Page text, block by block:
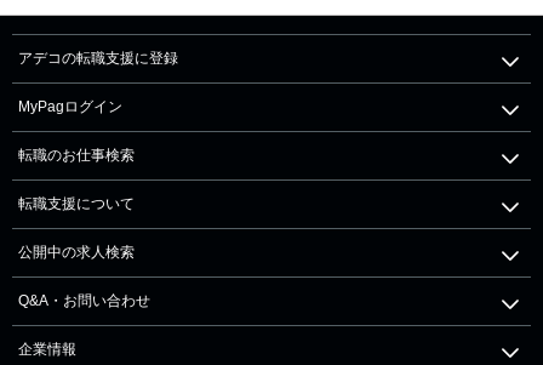
アデコの転職支援に登録
MyPagログイン
転職のお仕事検索
転職支援について
公開中の求人検索
Q&A・お問い合わせ
企業情報